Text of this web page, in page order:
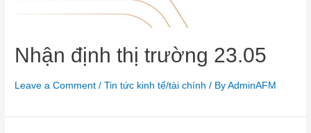
Nhận định thị trường 23.05
Leave a Comment /Tin tức kinh tế/tài chính / ByAdminAFM